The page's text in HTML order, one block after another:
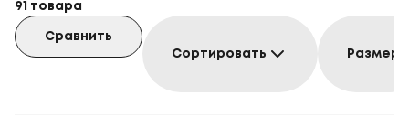
Сравнить
Сортировать
Размер
91 товара